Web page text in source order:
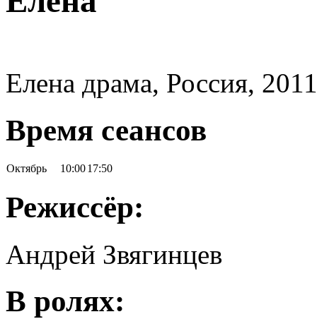
Елена драма, Россия,
Время сеансов
Октябрь 10:0017:50
Режиссёр:
Андрей Звягинцев
В ролях: